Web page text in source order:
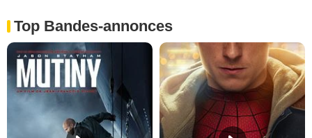
Top Bandes-annonces